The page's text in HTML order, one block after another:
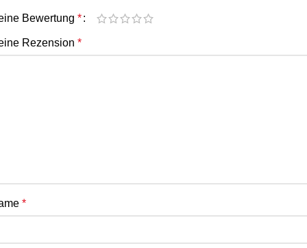
Bewertung *
Rezension *
*